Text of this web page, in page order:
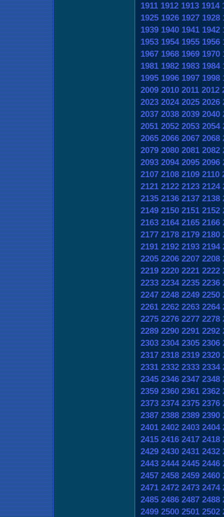
1911 1912 1913 1914
1925 1926 1927 1928
1939 1940 1941 1942
1953 1954 1955 1956
1967 1968 1969 1970
1981 1982 1983 1984
1995 1996 1997 1998
2009 2010 2011 2012
2023 2024 2025 2026
2037 2038 2039 2040
2051 2052 2053 2054
2065 2066 2067 2068
2079 2080 2081 2082
2093 2094 2095 2096
2107 2108 2109 2110
2121 2122 2123 2124
2135 2136 2137 2138
2149 2150 2151 2152
2163 2164 2165 2166
2177 2178 2179 2180
2191 2192 2193 2194
2205 2206 2207 2208
2219 2220 2221 2222
2233 2234 2235 2236
2247 2248 2249 2250
2261 2262 2263 2264
2275 2276 2277 2278
2289 2290 2291 2292
2303 2304 2305 2306
2317 2318 2319 2320
2331 2332 2333 2334
2345 2346 2347 2348
2359 2360 2361 2362
2373 2374 2375 2376
2387 2388 2389 2390
2401 2402 2403 2404
2415 2416 2417 2418
2429 2430 2431 2432
2443 2444 2445 2446
2457 2458 2459 2460
2471 2472 2473 2474
2485 2486 2487 2488
2499 2500 2501 2502